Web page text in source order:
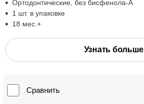
Ортодонтические, без бисфенола-А
1 шт. в упаковке
18 мес.+
Узнать больше
Сравнить